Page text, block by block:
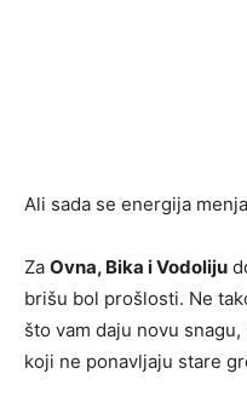
Ali sada se energija
Za Ovna, Bika i Vodoliju
brišu bol prošlosti. Ne
što vam daju novu
koji ne ponavljaju stare